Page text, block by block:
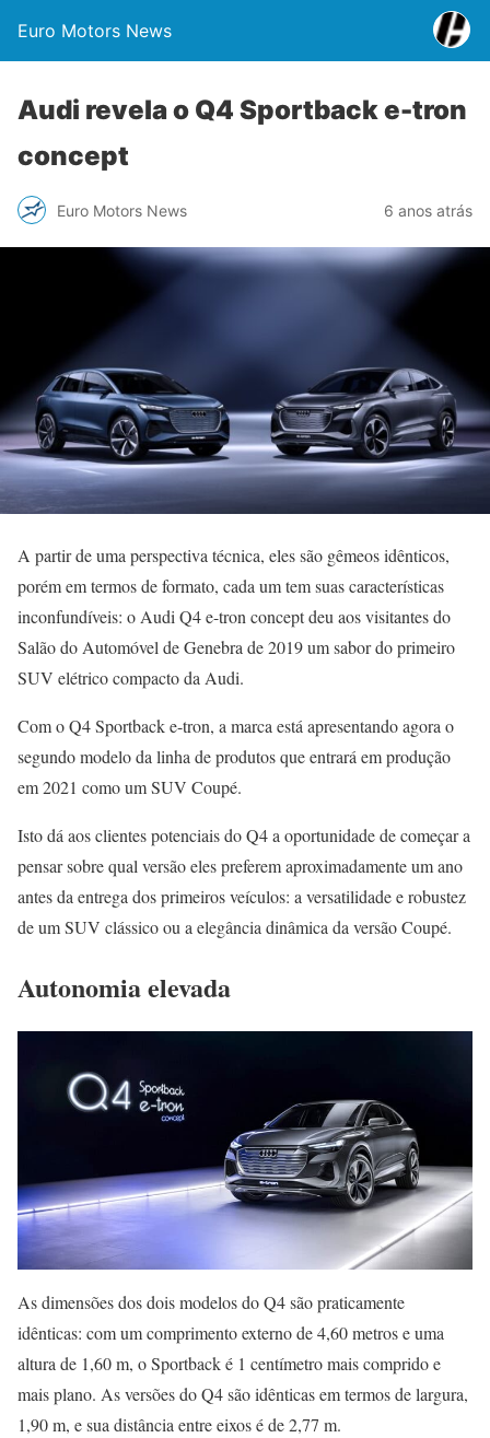
Euro Motors News
Audi revela o Q4 Sportback e-tron
concept
Euro Motors News 6 anos atrás
A partir de uma perspectiva técnica, eles são gêmeos idênticos,
porém em termos de formato, cada um tem suas características
inconfundíveis: o Audi Q4 e-tron concept deu aos visitantes do
Salão do Automóvel de Genebra de 2019 um sabor do primeiro
SUV elétrico compacto da Audi.
Com o Q4 Sportback e-tron, a marca está apresentando agora o
segundo modelo da linha de produtos que entrará em produção
em 2021 como um SUV Coupé.
Isto dá aos clientes potenciais do Q4 a oportunidade de começar a
pensar sobre qual versão eles preferem aproximadamente um ano
antes da entrega dos primeiros veículos: a versatilidade e robustez
de um SUV clássico ou a elegância dinâmica da versão Coupé.
Autonomia elevada
As dimensões dos dois modelos do Q4 são praticamente
idênticas: com um comprimento externo de 4,60 metros e uma
altura de 1,60 m, o Sportback é 1 centímetro mais comprido e
mais plano. As versões do Q4 são idênticas em termos de largura,
1,90 m, e sua distância entre eixos é de 2,77 m.